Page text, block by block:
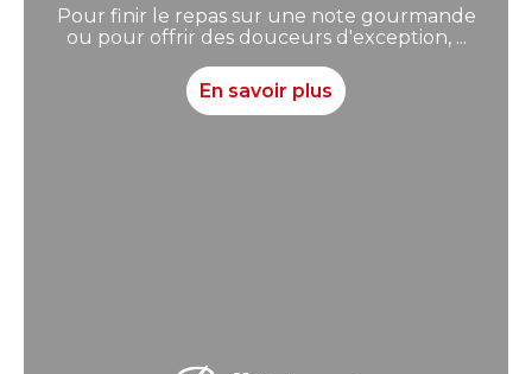
Pour finir le repas sur une note gourmande
ou pour offrir des douceurs d'exception, ...
En savoir plus